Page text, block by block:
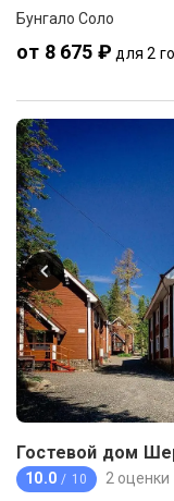
Бунгало Соло
от 8 675 ₽ для 2
Гостевой дом
10.0 / 10 2 оценки